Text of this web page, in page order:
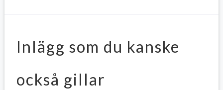
Inlägg som du kanske
också gillar